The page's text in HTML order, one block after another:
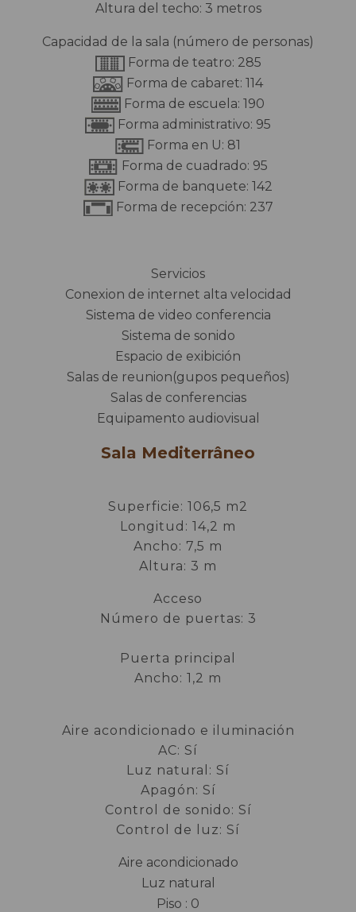
Altura del techo: 3 metros
Capacidad de la sala (número de personas)
Forma de teatro: 285
Forma de cabaret: 114
Forma de escuela: 190
Forma administrativo: 95
Forma en U: 81
Forma de cuadrado: 95
Forma de banquete: 142
Forma de recepción: 237
Servicios
Conexion de internet alta velocidad
Sistema de video conferencia
Sistema de sonido
Espacio de exibición
Salas de reunion(gupos pequeños)
Salas de conferencias
Equipamento audiovisual
Sala Mediterrâneo
Superficie: 106,5 m2
Longitud: 14,2 m
Ancho: 7,5 m
Altura: 3 m
Acceso
Número de puertas: 3
Puerta principal
Ancho: 1,2 m
Aire acondicionado e iluminación
AC: Sí
Luz natural: Sí
Apagón: Sí
Control de sonido: Sí
Control de luz: Sí
Aire acondicionado
Luz natural
Piso : 0